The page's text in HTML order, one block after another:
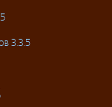
3.3.5